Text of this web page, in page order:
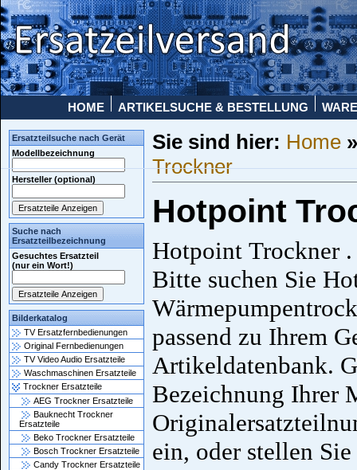
HOME ARTIKELSUCHE & BESTELLUNG
Ersatzteilsuche nach Gerät
Modellbezeichnung
Hersteller (optional)
Suche nach
Ersatzteilbezeichnung
Gesuchtes Ersatzteil
(nur ein Wort!)
Bilderkatalog
TV Ersatzfernbedienungen
Original Fernbedienungen
TV Video Audio Ersatzteile
Waschmaschinen Ersatzteile
Trockner Ersatzteile
AEG Trockner Ersatzteile
Bauknecht Trockner
Ersatzteile
Beko Trockner Ersatzteile
Bosch Trockner Ersatzteile
Candy Trockner Ersatzteile
Sie sind hier: Home
Trockner
Hotpoint
Hotpoint Trockner .
Bitte suchen Sie
passend zu Ihrem
Artikeldatenbank.
Bezeichnung Ihrer
ein, oder stellen